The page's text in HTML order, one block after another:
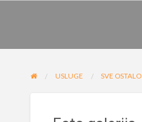
USLUGE SVE OSTALO